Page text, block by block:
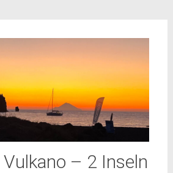
– 2 Inseln